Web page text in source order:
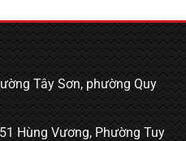
Tây Sơn, phường Quy
Hùng Vương, Phường Tuy